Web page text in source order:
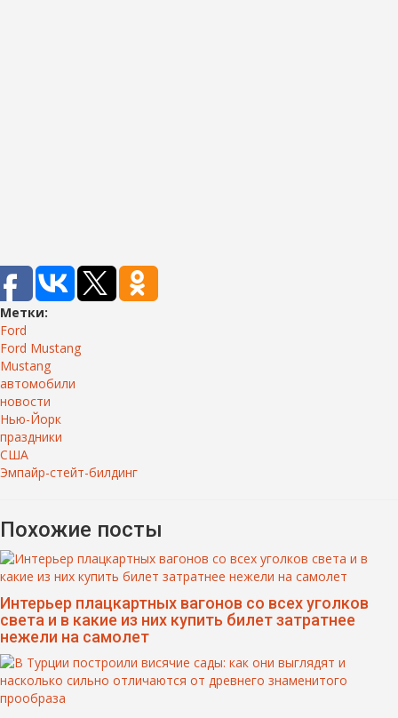
Метки:
Ford
Ford Mustang
Mustang
автомобили
новости
Нью-Йорк
праздники
США
Эмпайр-стейт-билдинг
Похожие посты
Интерьер плацкартных вагонов со всех уголков
света и в какие из них купить билет затратнее
нежели на самолет